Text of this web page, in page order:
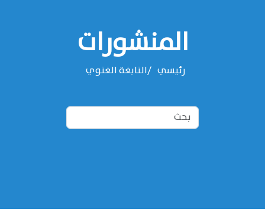
المنشورات
رئيسي ‌‌النابغة الغنوي